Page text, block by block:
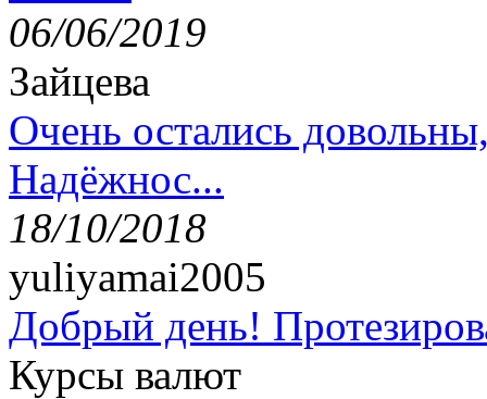
06/06/2019
Зайцева
Очень остались
Надёжнос...
18/10/2018
yuliyamai2005
Добрый день!
Курсы валют